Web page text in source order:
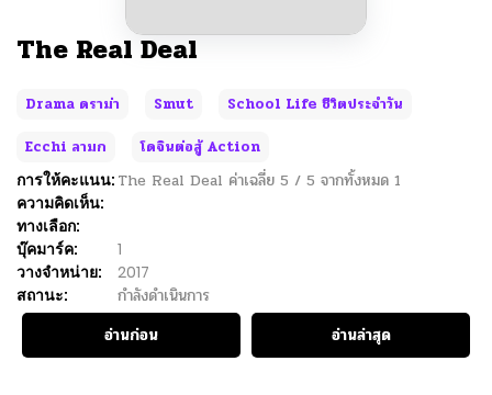
The Real Deal
Drama ดราม่า Smut
School Life ชีวิตประจำวัน
Ecchi ลามก
โดจินต่อสู้ Action
การให้คะแนน: The Real Deal ค่าเฉลี่ย 5 / 5 จากทั้งหมด 1
ความคิดเห็น:
ทางเลือก:
บุ๊คมาร์ค:
1
วางจำหน่าย:
2017
สถานะ:
กำลังดำเนินการ
อ่านก่อน
อ่านล่าสุด